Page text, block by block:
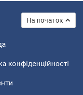
На початок
конфіденційності